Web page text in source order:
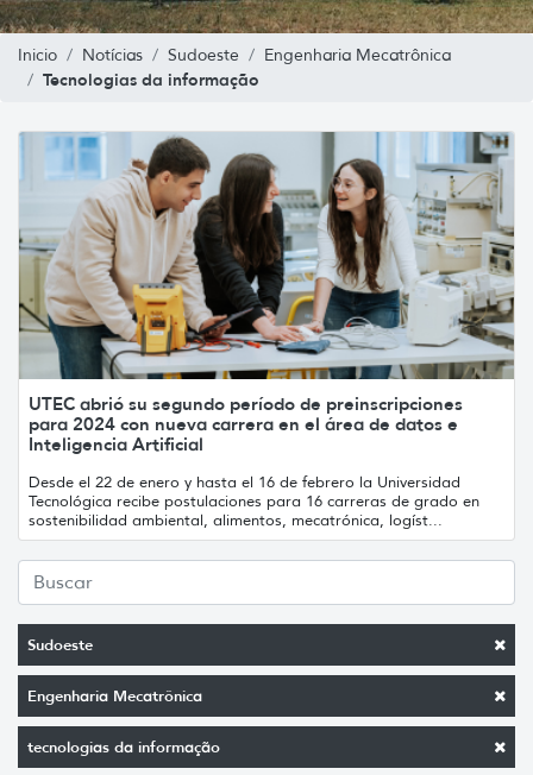
Inicio Notícias Sudoeste Engenharia Mecatrônica
Tecnologias da informação
Sudoeste
Engenharia Mecatrônica
tecnologias da informação
UTEC abrió su segundo período de preinscripciones
para 2024 con nueva carrera en el área de datos e
Inteligencia Artificial
Desde el 22 de enero y hasta el 16 de febrero la Universidad
Tecnológica recibe postulaciones para 16 carreras de grado en
sostenibilidad ambiental, alimentos, mecatrónica, logíst...